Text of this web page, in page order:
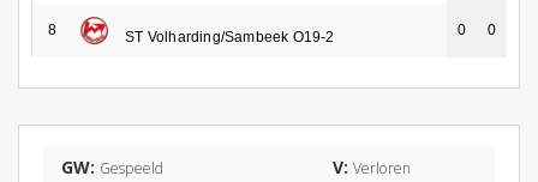
8 ST Volharding/Sambeek O19-2 0 0
GW: Gespeeld V: Verloren